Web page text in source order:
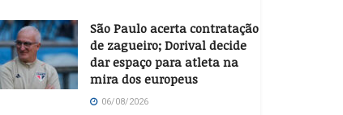
São Paulo acerta contratação
de zagueiro; Dorival decide
dar espaço para atleta na
mira dos europeus
06/08/2026